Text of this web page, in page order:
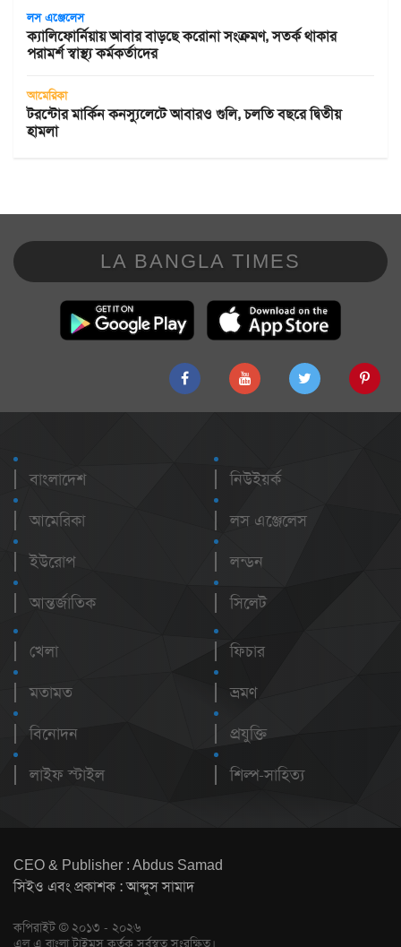
লস এঞ্জেলেস
ক্যালিফোর্নিয়ায় আবার বাড়ছে করোনা সংক্রমণ, সতর্ক থাকার
পরামর্শ স্বাস্থ্য কর্মকর্তাদের
আমেরিকা
টরন্টোর মার্কিন কনস্যুলেটে আবারও গুলি, চলতি বছরে দ্বিতীয়
হামলা
LA BANGLA TIMES
বাংলাদেশ
আমেরিকা
ইউরোপ
আন্তর্জাতিক
নিউইয়র্ক
লস এঞ্জেলেস
লন্ডন
সিলেট
খেলা
মতামত
বিনোদন
লাইফ স্টাইল
ফিচার
ভ্রমণ
প্রযুক্তি
শিল্প-সাহিত্য
CEO & Publisher : Abdus Samad
সিইও এবং প্রকাশক : আব্দুস সামাদ
কপিরাইট © ২০১৩ - ২০২৬
এল এ বাংলা টাইমস কর্তৃক সর্বস্বত্ব সংরক্ষিত।